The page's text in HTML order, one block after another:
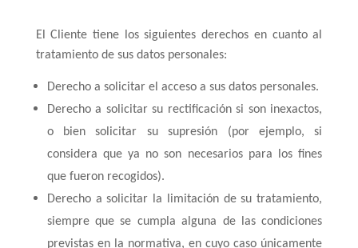
El Cliente tiene los siguientes derechos en cuanto al
tratamiento de sus datos personales:
Derecho a solicitar el acceso a sus datos personales.
Derecho a solicitar su rectificación si son inexactos,
o bien solicitar su supresión (por ejemplo, si
considera que ya no son necesarios para los fines
que fueron recogidos).
Derecho a solicitar la limitación de su tratamiento,
siempre que se cumpla alguna de las condiciones
previstas en la normativa, en cuyo caso únicamente